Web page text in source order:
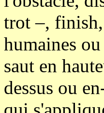
trot –,
humaines
saut en
dessus ou